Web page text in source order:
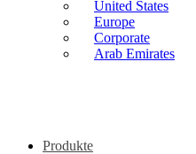
United States
Europe
Corporate
Arab Emirates
Produkte